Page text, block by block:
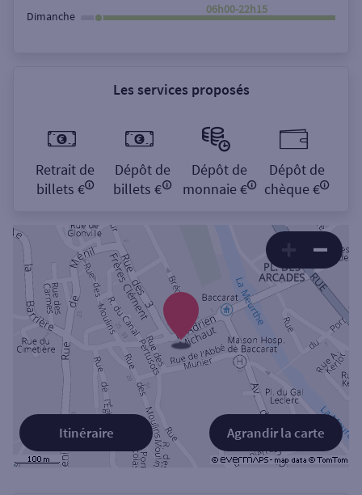
Dimanche
06h00-22h15
Les services proposés
Retrait de
billets €
Dépôt de
billets €
Dépôt de
monnaie €
Dépôt de
chèque €
Agrandir la carte
Itinéraire